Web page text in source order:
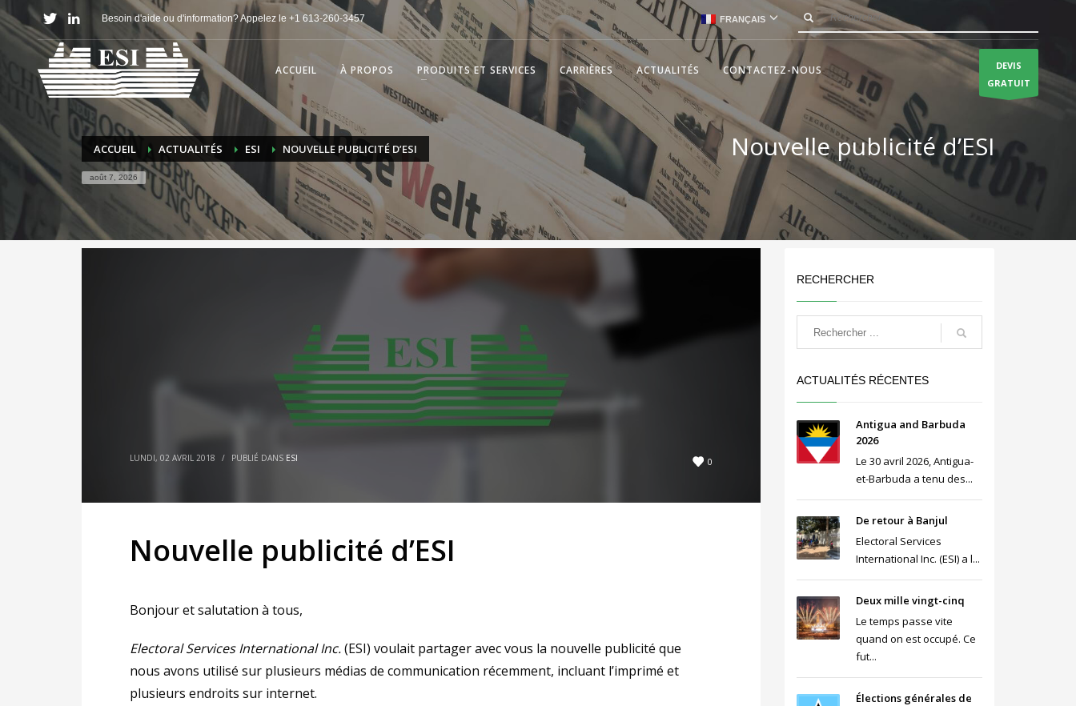
Besoin d'aide ou d'information? Appelez le +1 613-260-3457 FRANÇAIS
ACCUEIL À PROPOS PRODUITS ET SERVICES CARRIÈRES ACTUALITÉS CONTACTEZ-NOUS
DEVIS
GRATUIT
ACCUEIL ACTUALITÉS ESI NOUVELLE PUBLICITÉ D’ESI
août 7, 2026
Nouvelle publicité d’ESI
0
LUNDI, 02 AVRIL 2018 / PUBLIÉ DANS ESI
Nouvelle publicité d’ESI
Bonjour et salutation à tous,
Electoral Services International Inc.(ESI) voulait partager avec vous la nouvelle publicité que
nous avons utilisé sur plusieurs médias de communication récemment, incluant l’imprimé et
plusieurs endroits sur internet.
RECHERCHER
ACTUALITÉS RÉCENTES
Antigua and Barbuda
2026
Le 30 avril 2026, Antigua-
et-Barbuda a tenu des...
De retour à Banjul
Electoral Services
International Inc. (ESI) a l...
Deux mille vingt-cinq
Le temps passe vite
quand on est occupé. Ce
fut...
Élections générales de